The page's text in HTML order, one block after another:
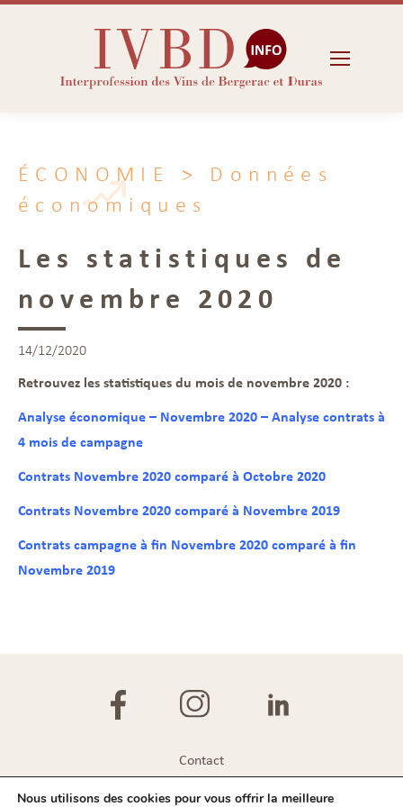
ÉCONOMIE
> Données
économiques
Les statistiques de
novembre 2020
14/12/2020
Retrouvez les statistiques du mois de novembre 2020 :
Analyse économique – Novembre 2020 – Analyse contrats à
4 mois de campagne
Contrats Novembre 2020 comparé à Octobre 2020
Contrats Novembre 2020 comparé à Novembre 2019
Contrats campagne à fin Novembre 2020 comparé à fin
Novembre 2019
Contact
Nous utilisons des cookies pour vous offrir la meilleure